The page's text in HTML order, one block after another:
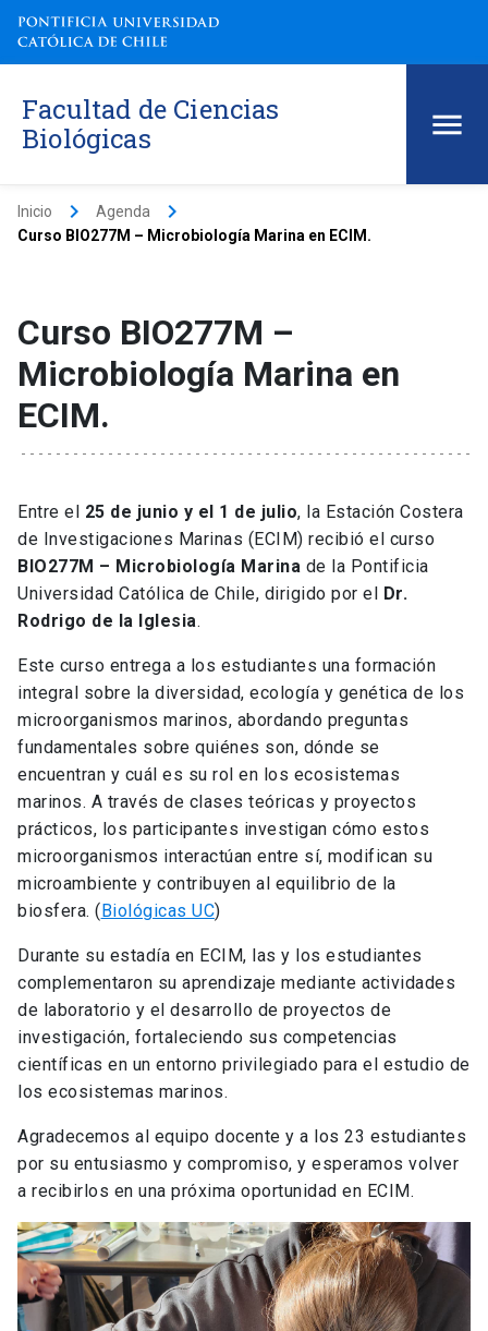
Facultad de Ciencias
Biológicas
Inicio keyboard_arrow_right Agenda keyboard_arrow_right
Curso BIO277M – Microbiología Marina en ECIM.
Curso BIO277M –
Microbiología Marina en
ECIM.
Entre el 25 de junio y el 1 de julio, la Estación Costera
de Investigaciones Marinas (ECIM) recibió el curso
BIO277M – Microbiología Marina de la Pontificia
Universidad Católica de Chile, dirigido por el Dr.
Rodrigo de la Iglesia.
Este curso entrega a los estudiantes una formación
integral sobre la diversidad, ecología y genética de los
microorganismos marinos, abordando preguntas
fundamentales sobre quiénes son, dónde se
encuentran y cuál es su rol en los ecosistemas
marinos. A través de clases teóricas y proyectos
prácticos, los participantes investigan cómo estos
microorganismos interactúan entre sí, modifican su
microambiente y contribuyen al equilibrio de la
biosfera. (Biológicas UC)
Durante su estadía en ECIM, las y los estudiantes
complementaron su aprendizaje mediante actividades
de laboratorio y el desarrollo de proyectos de
investigación, fortaleciendo sus competencias
científicas en un entorno privilegiado para el estudio de
los ecosistemas marinos.
Agradecemos al equipo docente y a los 23 estudiantes
por su entusiasmo y compromiso, y esperamos volver
a recibirlos en una próxima oportunidad en ECIM.